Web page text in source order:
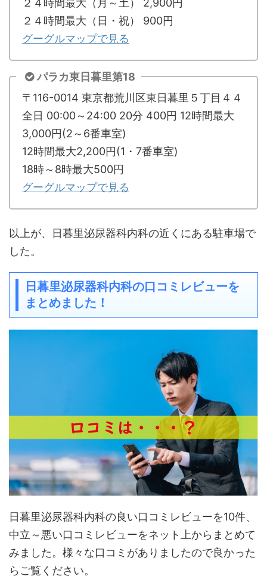
２４時間最大（月～土） 2,900円
２４時間最大（日・祝） 900円
グーグルマップで見る
パラカ東日暮里第18
〒116-0014 東京都荒川区東日暮里５丁目４４
全日 00:00～24:00 20分 400円 12時間最大
3,000円(2～6番車室)
12時間最大2,200円(1・7番車室)
18時～8時最大500円
グーグルマップで見る
以上が、日暮里泌尿器科内科の近くにある駐車場で
した。
日暮里泌尿器科内科の口コミレビューを
まとめました！
日暮里泌尿器科内科の良い口コミレビューを10件、
中立～悪い口コミレビューをネット上からまとめて
みました。様々な口コミがありましたので良かった
らご覧ください。